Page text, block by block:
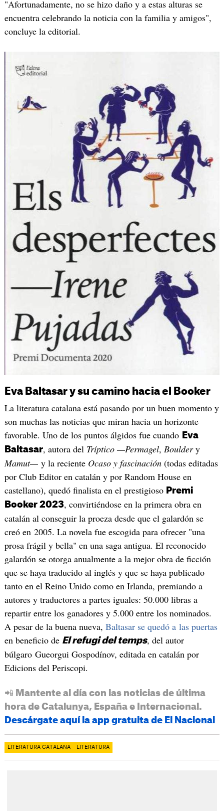
"Afortunadamente, no se hizo daño y a estas alturas se
encuentra celebrando la noticia con la familia y amigos",
concluye la editorial.
Eva Baltasar y su camino hacia el Booker
La literatura catalana está pasando por un buen momento y
son muchas las noticias que miran hacia un horizonte
favorable. Uno de los puntos álgidos fue cuando Eva
Baltasar, autora del Tríptico —Permagel, Bouldery
Mamut—y la reciente Ocaso y fascinación(todas editadas
por Club Editor en catalán y por Random House en
castellano), quedó finalista en el prestigioso Premi
Booker 2023, convirtiéndose en la primera obra en
catalán al conseguir la proeza desde que el galardón se
creó en 2005. La novela fue escogida para ofrecer "una
prosa frágil y bella" en una saga antigua. El reconocido
galardón se otorga anualmente a la mejor obra de ficción
que se haya traducido al inglés y que se haya publicado
tanto en el Reino Unido como en Irlanda, premiando a
autores y traductores a partes iguales: 50.000 libras a
repartir entre los ganadores y 5.000 entre los nominados.
A pesar de la buena nueva, Baltasar se quedó a las puertas
en beneficio de El refugi del temps, del autor
búlgaro Gueorgui Gospodínov, editada en catalán por
Edicions del Periscopi.
📲 Mantente al día con las noticias de última
hora de Catalunya, España e Internacional.
Descárgate aquí la app gratuita de El Nacional
LITERATURA CATALANA LITERATURA